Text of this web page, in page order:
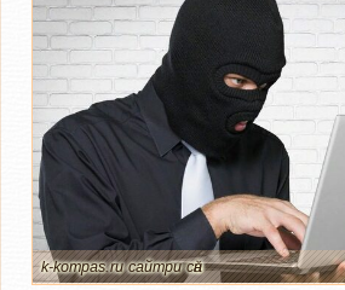
k-kompas.ru сайтри сӑн